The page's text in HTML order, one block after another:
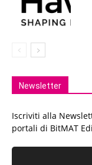
Newsletter
Iscriviti alla
portali di BitMAT